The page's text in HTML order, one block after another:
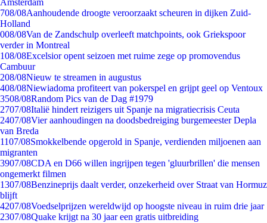
Amsterdam
708/08Aanhoudende droogte veroorzaakt scheuren in dijken Zuid-
Holland
008/08Van de Zandschulp overleeft matchpoints, ook Griekspoor
verder in Montreal
108/08Excelsior opent seizoen met ruime zege op promovendus
Cambuur
208/08Nieuw te streamen in augustus
408/08Niewiadoma profiteert van pokerspel en grijpt geel op Ventoux
3508/08Random Pics van de Dag #1979
2707/08Italië hindert reizigers uit Spanje na migratiecrisis Ceuta
2407/08Vier aanhoudingen na doodsbedreiging burgemeester Depla
van Breda
1107/08Smokkelbende opgerold in Spanje, verdienden miljoenen aan
migranten
3907/08CDA en D66 willen ingrijpen tegen 'gluurbrillen' die mensen
ongemerkt filmen
1307/08Benzineprijs daalt verder, onzekerheid over Straat van Hormuz
blijft
4207/08Voedselprijzen wereldwijd op hoogste niveau in ruim drie jaar
2307/08Quake krijgt na 30 jaar een gratis uitbreiding